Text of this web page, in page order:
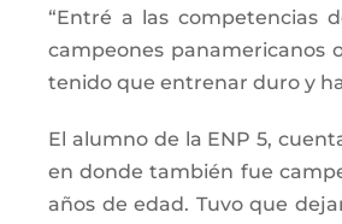
“Entré a las competencias
campeones panamericanos
tenido que entrenar duro y
El alumno de la ENP 5,
en donde también fue
años de edad. Tuvo que